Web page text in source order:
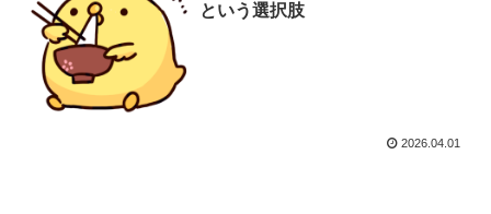
という選択肢
2026.04.01